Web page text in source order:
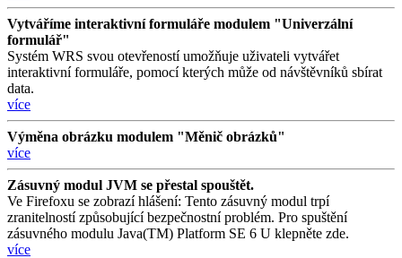
Vytváříme interaktivní formuláře modulem "Univerzální
formulář"
Systém WRS svou otevřeností umožňuje uživateli vytvářet
interaktivní formuláře, pomocí kterých může od návštěvníků sbírat
data.
více
Výměna obrázku modulem "Měnič obrázků"
více
Zásuvný modul JVM se přestal spouštět.
Ve Firefoxu se zobrazí hlášení: Tento zásuvný modul trpí
zranitelností způsobující bezpečnostní problém. Pro spuštění
zásuvného modulu Java(TM) Platform SE 6 U klepněte zde.
více